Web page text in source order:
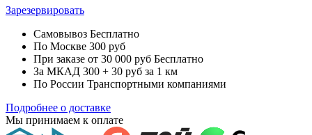
Зарезервировать
Самовывоз Бесплатно
По Москве 300 руб
При заказе от 30 000 руб Бесплатно
За МКАД 300 + 30 руб за 1 км
По России Транспортными компаниями
Подробнее о доставке
Мы принимаем к оплате